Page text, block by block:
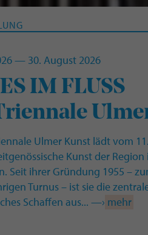
— 30. August 2026
IM FLUSS:
Ulmer Kunst lädt vom
Kunst der
Seit ihrer Gründung 1955 –
Turnus – ist sie die
Schaffen aus... —› mehr